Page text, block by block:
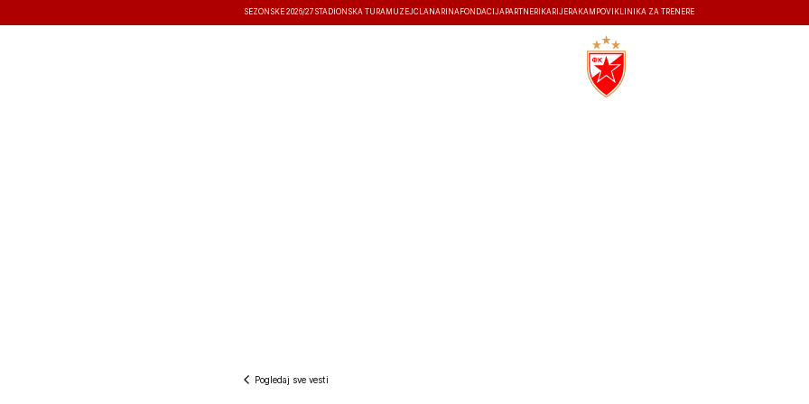
SEZONSKE 2026/27 STADIONSKA TURA MUZEJČLANARINA FONDACIJA PARTNERI KARIJERA KAMPOVI KLINIKA ZA TRENERE
Pogledaj sve vesti